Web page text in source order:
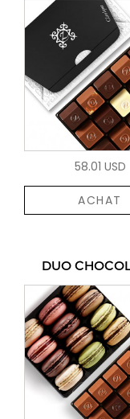
58.01 USD
ACHAT
DUO